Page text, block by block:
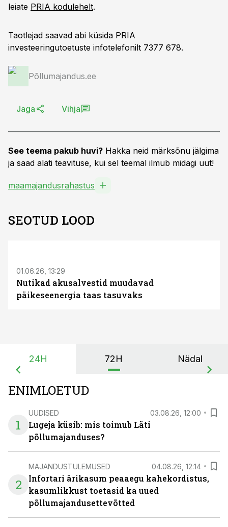
leiate PRIA kodulehelt.
Taotlejad saavad abi küsida PRIA
investeeringutoetuste infotelefonilt 7377 678.
Põllumajandus.ee
Jaga Vihja
See teema pakub huvi? Hakka neid märksõnu jälgima
ja saad alati teavituse, kui sel teemal ilmub midagi uut!
maamajandusrahastus
SEOTUD LOOD
01.06.26, 13:29
Nutikad akusalvestid muudavad
päikeseenergia taas tasuvaks
24H 72H Nädal
ENIMLOETUD
1
UUDISED 03.08.26, 12:00
Lugeja küsib: mis toimub Läti
põllumajanduses?
2
MAJANDUSTULEMUSED 04.08.26, 12:14
Infortari ärikasum peaaegu kahekordistus,
kasumlikkust toetasid ka uued
põllumajandusettevõtted